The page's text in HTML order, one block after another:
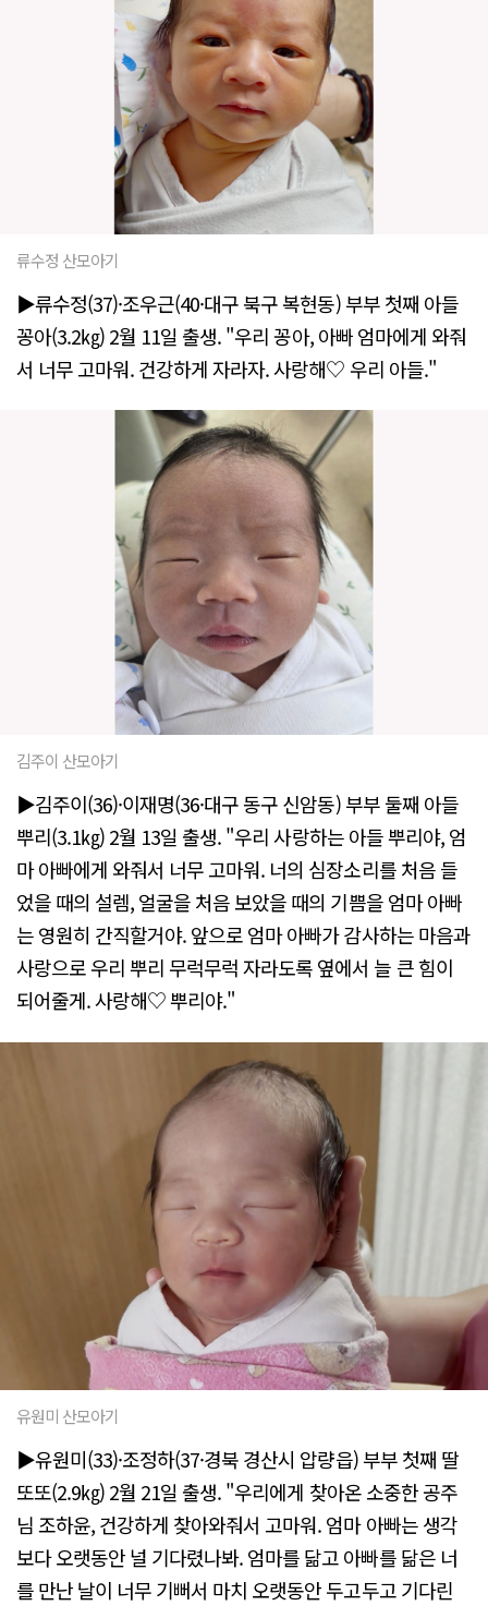
류수정 산모아기
▶류수정(37)·조우근(40·대구 북구 복현동) 부부 첫째 아들
꽁아(3.2㎏) 2월 11일 출생. "우리 꽁아, 아빠 엄마에게 와줘
서 너무 고마워. 건강하게 자라자. 사랑해♡ 우리 아들."
김주이 산모아기
▶김주이(36)·이재명(36·대구 동구 신암동) 부부 둘째 아들
뿌리(3.1㎏) 2월 13일 출생. "우리 사랑하는 아들 뿌리야, 엄
마 아빠에게 와줘서 너무 고마워. 너의 심장소리를 처음 들
었을 때의 설렘, 얼굴을 처음 보았을 때의 기쁨을 엄마 아빠
는 영원히 간직할거야. 앞으로 엄마 아빠가 감사하는 마음과
사랑으로 우리 뿌리 무럭무럭 자라도록 옆에서 늘 큰 힘이
되어줄게. 사랑해♡ 뿌리야."
유원미 산모아기
▶유원미(33)·조정하(37·경북 경산시 압량읍) 부부 첫째 딸
또또(2.9㎏) 2월 21일 출생. "우리에게 찾아온 소중한 공주
님 조하윤, 건강하게 찾아와줘서 고마워. 엄마 아빠는 생각
보다 오랫동안 널 기다렸나봐. 엄마를 닮고 아빠를 닮은 너
를 만난 날이 너무 기뻐서 마치 오랫동안 두고두고 기다린